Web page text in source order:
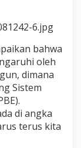
6.jpg
bahwa
oleh
dimana
Sistem
di angka
terus kita